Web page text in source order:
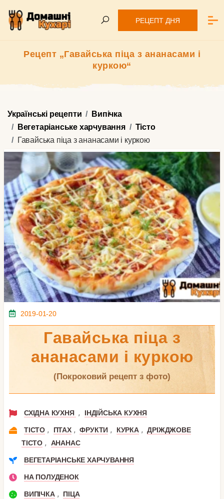
РЕЦЕПТ ДНЯ
Рецепт „Гавайська піца з ананасами і
куркою“
Українські рецепти
Випічка
Вегетаріанське харчування
Тісто
Гавайська піца з ананасами і куркою
2019-01-20
Гавайська піца з
ананасами і куркою
(покроковий рецепт з фото)
СХІДНА КУХНЯ , ІНДІЙСЬКА КУХНЯ
ТІСТО , ПТАХ , ФРУКТИ , КУРКА , ДРІЖДЖОВЕ
ТІСТО , АНАНАС
ВЕГЕТАРІАНСЬКЕ ХАРЧУВАННЯ
НА ПОЛУДЕНОК
ВИПІЧКА , ПІЦА